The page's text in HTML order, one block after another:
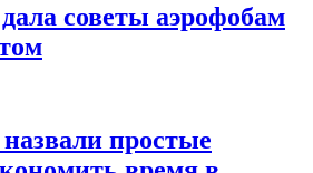
советы аэрофобам
простые